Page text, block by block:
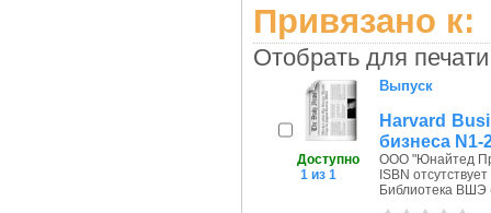
Привязано к:
Отобрать для
Доступно
1 из 1
Выпуск
Harvard
бизнеса N1-
ООО "Юнайтед
ISBN отсутствует
Библиотека ВШЭ